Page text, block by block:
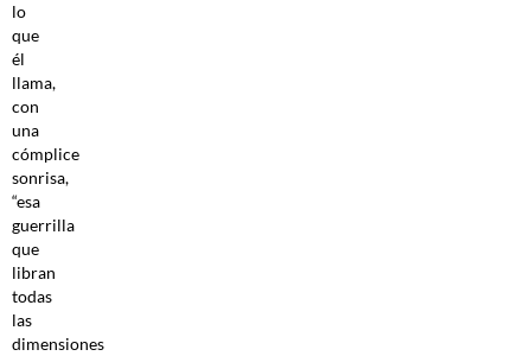
lo
que
él
llama,
con
una
cómplice
sonrisa,
“esa
guerrilla
que
libran
todas
las
dimensiones